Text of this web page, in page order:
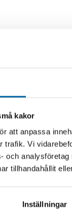
kakor
att anpassa
Vi
och
tillhandahållit
Inställningar